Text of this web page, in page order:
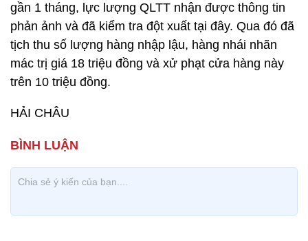
gần 1 tháng, lực lượng QLTT nhận được thông tin
phản ảnh và đã kiểm tra đột xuất tại đây. Qua đó đã
tịch thu số lượng hàng nhập lậu, hàng nhái nhãn
mác trị giá 18 triệu đồng và xử phạt cửa hàng này
trên 10 triệu đồng.
HẢI CHÂU